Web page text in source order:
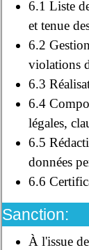
6.1 Liste
et tenue
6.2
violations
6.3
6.4
légales,
6.5
données
6.6
Sanction:
À l'issue